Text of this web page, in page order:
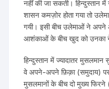
नहीं की जा सकती। हिन्दुस्तान
शासन कमज़ोर होता गया तो
गयी। इसी बीच उलेमाओं ने
आशंकाओं के बीच खुद को उनका
हिन्दुस्तान में ज्यादातर
वे अपने-अपने फ़िक़ा (समुदाय)
मुसलमानों के बीच दो मुख्य